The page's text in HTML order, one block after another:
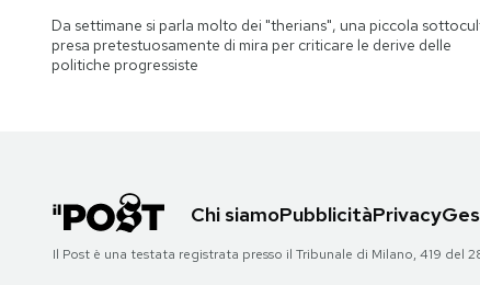
Da settimane si parla molto dei "therians", una piccola
presa pretestuosamente di mira per criticare le derive delle
politiche progressiste
Chi siamoPubblicitàPrivacy
Il Post è una testata registrata presso il Tribunale di Milano, 419 del